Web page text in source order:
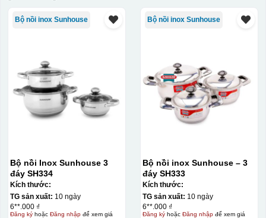
Bộ nồi inox Sunhouse
Bộ nồi Inox Sunhouse 3
đáy SH334
Kích thước:
TG sản xuất: 10 ngày
6**.000 ₫
Đăng kýhoặc Đăng nhậpđể xem giá
Bộ nồi inox Sunhouse
Bộ nồi inox Sunhouse – 3
đáy SH333
Kích thước:
TG sản xuất: 10 ngày
6**.000 ₫
Đăng kýhoặc Đăng nhậpđể xem giá